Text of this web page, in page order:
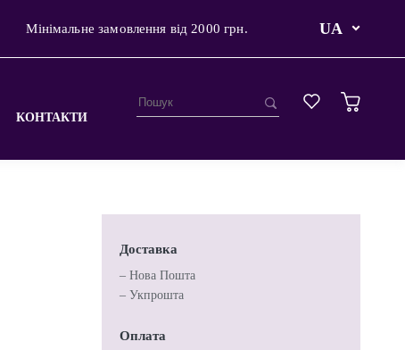
Мінімальне замовлення від 2000 грн. UA
КОНТАКТИ
Доставка
– Нова Пошта
– Укпрошта
Оплата